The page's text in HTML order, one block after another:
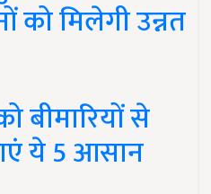
को मिलेगी उन्नत
से
ये 5 आसान